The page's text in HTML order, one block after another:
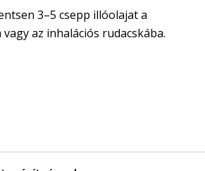
3–5 csepp illóolajat a
az inhalációs rudacskába.